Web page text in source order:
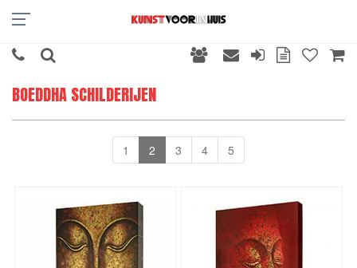
BOEDDHA SCHILDERIJEN
1 2 3 4 5